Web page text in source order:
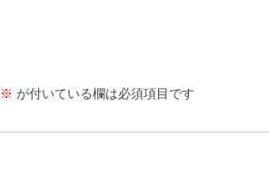
※ が付いている欄は必須項目です